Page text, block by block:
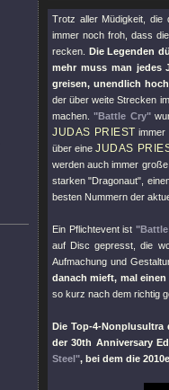
Trotz aller Müdigkeit,
immer noch froh, dass
recken. Die Legenden
mehr muss man jedes
greisen, unendlich
der über weite Strecken
machen."Battle Cry"
JUDAS PRIEST immer
über eineJUDAS
werden auch immer
starken"Dragonaut" ,
besten Nummern der
Ein Pflichtevent ist
auf Disc gepresst, die
Aufmachung und
danach mieft, mal
so kurz nach dem richtig
Die Top-4-Nonplusultra
der 30th Anniversary
Steel", bei dem die